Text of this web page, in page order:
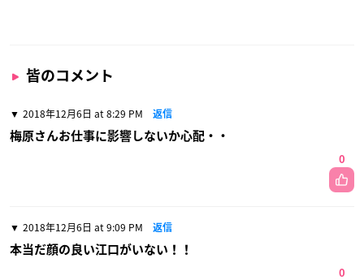
皆のコメント
2018年12月6日 at 8:29 PM 返信
梅原さんお仕事に影響しないか心配・・
0
2018年12月6日 at 9:09 PM 返信
本当だ顔の良い江口がいない！！
0